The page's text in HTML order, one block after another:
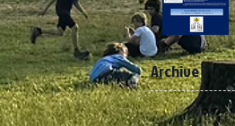
Archive